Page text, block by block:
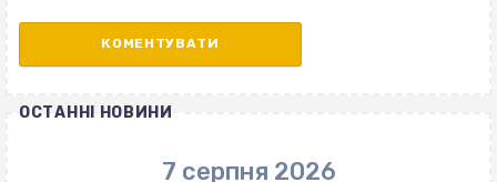
ОСТАННІ НОВИНИ
7 серпня 2026